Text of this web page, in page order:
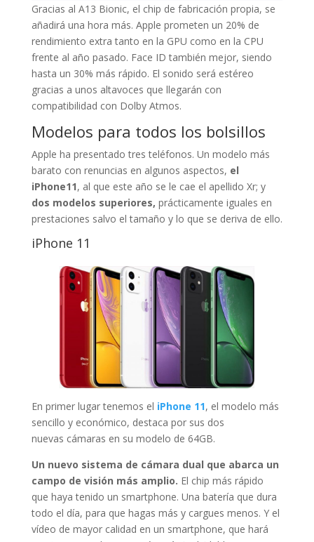
Gracias al A13 Bionic, el chip de fabricación propia, se
añadirá una hora más. Apple prometen un 20% de
rendimiento extra tanto en la GPU como en la CPU
frente al año pasado. Face ID también mejor, siendo
hasta un 30% más rápido. El sonido será estéreo
gracias a unos altavoces que llegarán con
compatibilidad con Dolby Atmos.
Modelos para todos los bolsillos
Apple ha presentado tres teléfonos. Un modelo más
barato con renuncias en algunos aspectos, el
iPhone11, al que este año se le cae el apellido Xr; y
dos modelos superiores, prácticamente iguales en
prestaciones salvo el tamaño y lo que se deriva de ello.
iPhone 11
En primer lugar tenemos el iPhone 11, el modelo más
sencillo y económico, destaca por sus dos
nuevas cámaras en su modelo de 64GB.
Un nuevo sistema de cámara dual que abarca un
campo de visión más amplio. El chip más rápido
que haya tenido un smart­phone. Una batería que dura
todo el día, para que hagas más y cargues menos. Y el
vídeo de mayor calidad en un smart­phone, que hará